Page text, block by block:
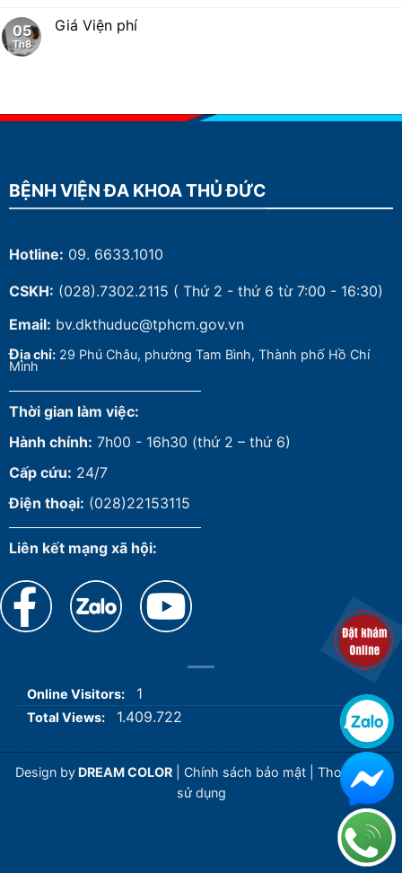
05
Th8
Giá Viện phí
BỆNH VIỆN ĐA KHOA THỦ ĐỨC
Hotline: 09. 6633.1010
CSKH: (028).7302.2115 ( Thứ 2 - thứ 6 từ 7:00 - 16:30)
Email: bv.dkthuduc@tphcm.gov.vn
Địa chỉ: 29 Phú Châu, phường Tam Bình, Thành phố Hồ Chí
Minh
Thời gian làm việc:
Hành chính: 7h00 - 16h30 (thứ 2 – thứ 6)
Cấp cứu: 24/7
Điện thoại: (028)22153115
Liên kết mạng xã hội:
Online Visitors: 1
Total Views: 1.409.722
Design by DREAM COLOR Chính sách bảo mật
Thoả thuận
sử dụng